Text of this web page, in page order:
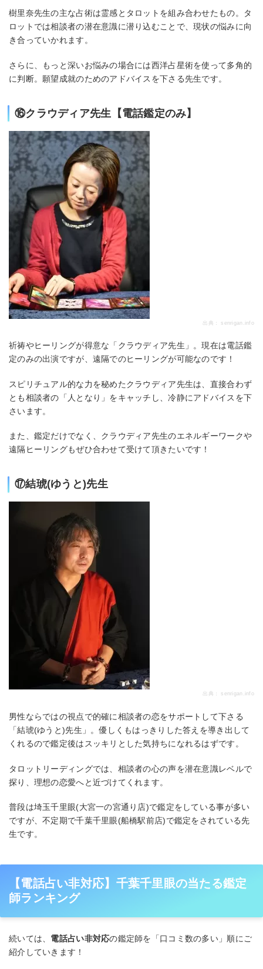
樹里奈先生の主な占術は霊感とタロットを組み合わせたもの。タ
ロットでは相談者の潜在意識に潜り込むことで、現状の悩みに向
き合っていかれます。
さらに、もっと深いお悩みの場合には西洋占星術を使って多角的
に判断。願望成就のためのアドバイスを下さる先生です。
⑯クラウディア先生【電話鑑定のみ】
出典： senrigan.info
祈祷やヒーリングが得意な「クラウディア先生」。現在は電話鑑
定のみの出演ですが、遠隔でのヒーリングが可能なのです！
スピリチュアル的な力を秘めたクラウディア先生は、直接合わず
とも相談者の「人となり」をキャッチし、冷静にアドバイスを下
さいます。
また、鑑定だけでなく、クラウディア先生のエネルギーワークや
遠隔ヒーリングもぜひ合わせて受けて頂きたいです！
⑰結琥(ゆうと)先生
出典： senrigan.info
男性ならではの視点で的確に相談者の恋をサポートして下さる
「結琥(ゆうと)先生」。優しくもはっきりした答えを導き出して
くれるので鑑定後はスッキリとした気持ちになれるはずです。
タロットリーディングでは、相談者の心の声を潜在意識レベルで
探り、理想の恋愛へと近づけてくれます。
普段は埼玉千里眼(大宮一の宮通り店)で鑑定をしている事が多い
ですが、不定期で千葉千里眼(船橋駅前店)で鑑定をされている先
生です。
【電話占い非対応】千葉千里眼の当たる鑑定
師ランキング
続いては、 電話占い非対応の鑑定師を「口コミ数の多い」順にご
紹介していきます！